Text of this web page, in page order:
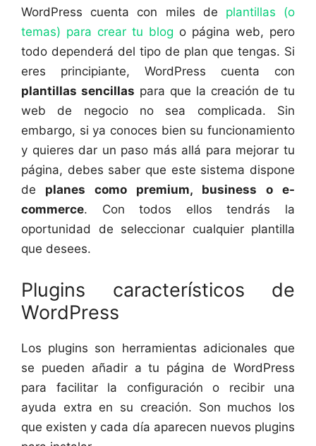
WordPress cuenta con miles de plantillas (o
temas) para crear tu blog o página web, pero
todo dependerá del tipo de plan que tengas. Si
eres principiante, WordPress cuenta con
plantillas sencillas para que la creación de tu
web de negocio no sea complicada. Sin
embargo, si ya conoces bien su funcionamiento
y quieres dar un paso más allá para mejorar tu
página, debes saber que este sistema dispone
de planes como premium, business o e-
commerce. Con todos ellos tendrás la
oportunidad de seleccionar cualquier plantilla
que desees.
Plugins característicos de
WordPress
Los plugins son herramientas adicionales que
se pueden añadir a tu página de WordPress
para facilitar la configuración o recibir una
ayuda extra en su creación. Son muchos los
que existen y cada día aparecen nuevos plugins